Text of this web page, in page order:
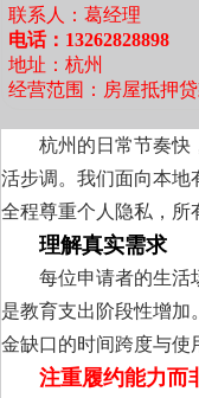
联系人：葛经理
电话：13262828898
地址：杭州
经营范围：房屋抵押
杭州的日常节奏快
活步调。我们面向本地
全程尊重个人隐私，所
理解真实需求
每位申请者的生活
是教育支出阶段性增加
金缺口的时间跨度与使
注重履约能力而